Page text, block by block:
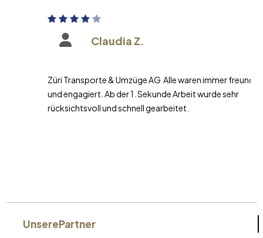
Claudia Z.
Züri Transporte & Umzüge AG Alle waren immer freundlich
und engagiert. Ab der 1. Sekunde Arbeit wurde sehr
rücksichtsvoll und schnell gearbeitet.
UnserePartner